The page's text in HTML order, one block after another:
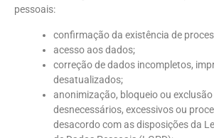
pessoais:
confirmação da existência de
acesso aos dados;
correção de dados incompletos,
desatualizados;
anonimização, bloqueio ou
desnecessários, excessivos ou
desacordo com as disposições da